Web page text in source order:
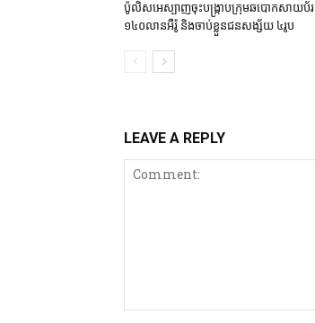
ប៉ូលិសអេស្បាញចុះបង្រ្កាបក្រុមឆបោកសាយប័រ
១៤០លានអឺរ៉ូ និងចាប់ខ្លួនជនសង្ស័យ ៤រូប
LEAVE A REPLY